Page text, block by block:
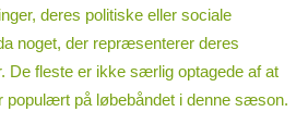
deres politiske eller sociale
noget, der repræsenterer deres
De fleste er ikke særlig optagede af at
populært på løbebåndet i denne sæson.